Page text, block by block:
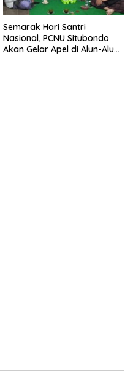
Semarak Hari Santri
Nasional, PCNU Situbondo
Akan Gelar Apel di Alun-Alun